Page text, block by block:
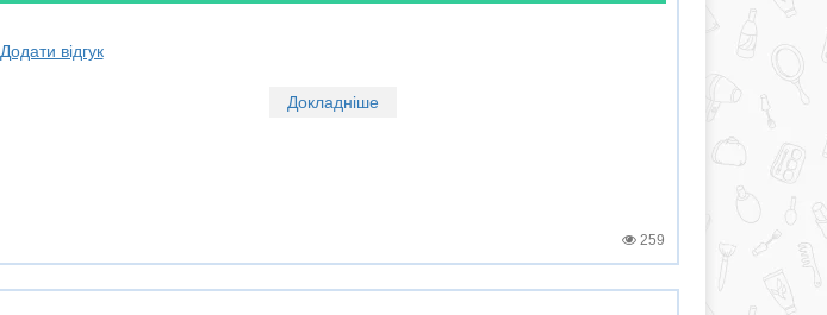
Додати відгук
Докладніше
259